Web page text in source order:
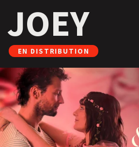
JOEY
EN DISTRIBUTION